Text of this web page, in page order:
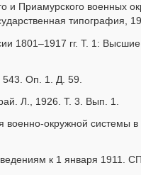
и Приамурского военных
типография,
1801–1917 гг. Т. 1: Высшие
Оп. 1. Д. 59.
Л., 1926. Т. 3. Вып. 1.
окружной системы
к 1 января 1911.